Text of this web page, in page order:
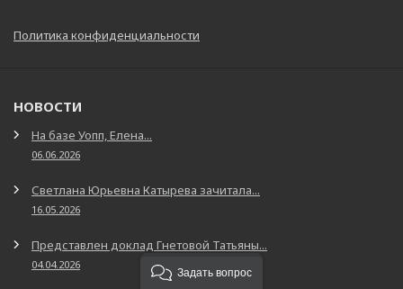
Политика конфиденциальности
НОВОСТИ
На базе Уопп, Елена...
06.06.2026
Светлана Юрьевна Катырева зачитала...
16.05.2026
Представлен доклад Гнетовой Татьяны...
04.04.2026
Задать вопрос